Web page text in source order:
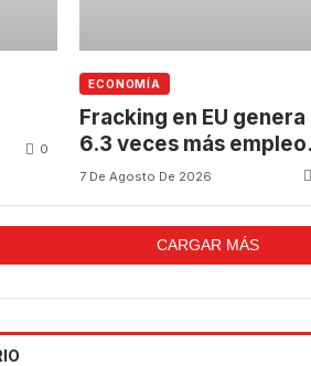
0
ECONOMÍA
Fracking en EU genera
6.3 veces más
que los autos en
7 De Agosto De 2026
CARGAR MÁS